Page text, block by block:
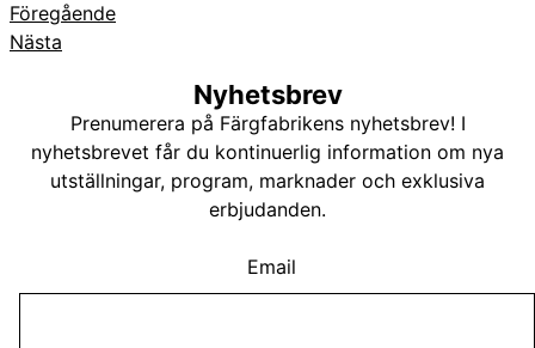
Föregående
Nästa
Nyhetsbrev
Prenumerera på Färgfabrikens nyhetsbrev! I
nyhetsbrevet får du kontinuerlig information om nya
utställningar, program, marknader och exklusiva
erbjudanden.
Email